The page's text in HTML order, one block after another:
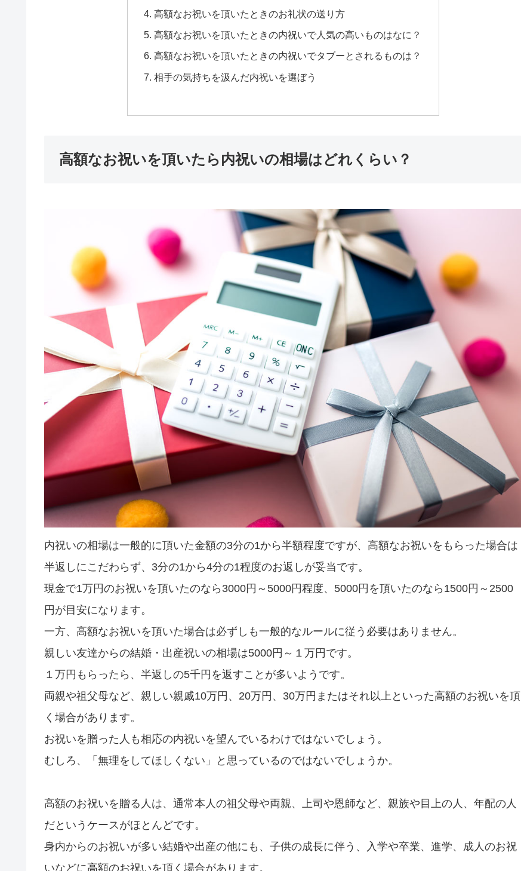
高額なお祝いを頂いたときのお礼状の送り方
高額なお祝いを頂いたときの内祝いで人気の高いものはなに？
高額なお祝いを頂いたときの内祝いでタブーとされるものは？
相手の気持ちを汲んだ内祝いを選ぼう
高額なお祝いを頂いたら内祝いの相場はどれくらい？
内祝いの相場は一般的に頂いた金額の3分の1から半額程度ですが、高額なお祝いをもらった場合は
半返しにこだわらず、3分の1から4分の1程度のお返しが妥当です。
現金で1万円のお祝いを頂いたのなら3000円～5000円程度、5000円を頂いたのなら1500円～2500
円が目安になります。
一方、高額なお祝いを頂いた場合は必ずしも一般的なルールに従う必要はありません。
親しい友達からの結婚・出産祝いの相場は5000円～１万円です。
１万円もらったら、半返しの5千円を返すことが多いようです。
両親や祖父母など、親しい親戚10万円、20万円、30万円またはそれ以上といった高額のお祝いを頂
く場合があります。
お祝いを贈った人も相応の内祝いを望んでいるわけではないでしょう。
むしろ、「無理をしてほしくない」と思っているのではないでしょうか。
高額のお祝いを贈る人は、通常本人の祖父母や両親、上司や恩師など、親族や目上の人、年配の人
だというケースがほとんどです。
身内からのお祝いが多い結婚や出産の他にも、子供の成長に伴う、入学や卒業、進学、成人のお祝
いなどに高額のお祝いを頂く場合があります。